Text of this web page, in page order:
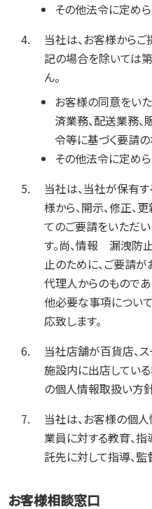
その他法令に定め
当社は、お客様から
記の場合を除いては
ん。
お客様の同意をい
済業務、配送業務
令等に基づく要請
その他法令に定め
当社は、当社が保有
様から、開示、修正、
てのご要請をいただ
す。尚、情報 漏洩防
止のために、ご要請
代理人からのもので
他必要な事項につい
応致します。
当社店舗が百貨店、
施設内に出店してい
の個人情報取扱い方
当社は、お客様の個
業員に対する教育、指
託先に対して指導、監
お客様相談窓口